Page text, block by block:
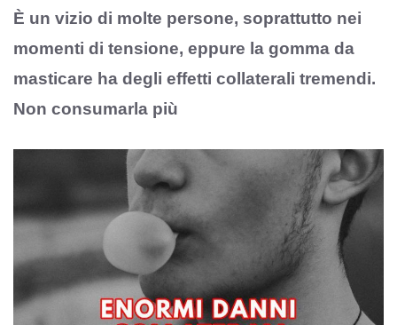
È un vizio di molte persone, soprattutto nei
momenti di tensione, eppure la gomma da
masticare ha degli effetti collaterali tremendi.
Non consumarla più